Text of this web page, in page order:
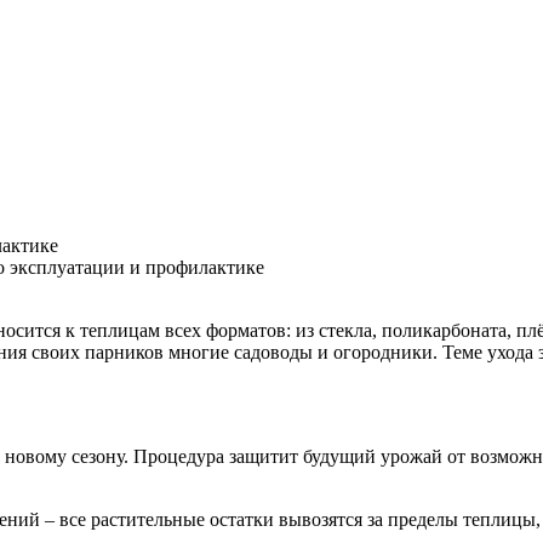
эксплуатации и профилактике
к теплицам всех форматов: из стекла, поликарбоната,
своих парников многие садоводы и огородники. Теме ухода
сезону. Процедура защитит будущий урожай от
– все растительные остатки вывозятся за пределы